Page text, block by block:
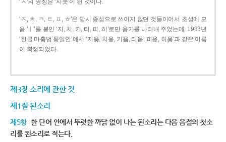
‘ㅅ’의 명칭은 ‘시옷’이 된 것이다.
‘ㅈ, ㅊ, ㅋ, ㅌ, ㅍ, ㅎ’은 당시 종성으로 쓰이지 않던 것들이어서 초성에 모
음 ‘ㅣ’를 붙인 ‘지, 치, 키, 티, 피, 히’로만 음가를 나타내 주었는데, 1933년
‘한글 마춤법 통일안’에서 ‘지읒, 치읓, 키읔, 티읕, 피읖, 히읗’과 같은 이름
이 확정되었다.
제3장 소리에 관한 것
제1절 된소리
제5항 한 단어 안에서 뚜렷한 까닭 없이 나는 된소리는 다음 음절의 첫소
리를 된소리로 적는다.